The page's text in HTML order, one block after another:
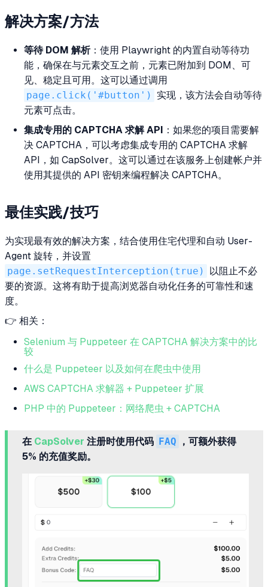
解决方案/方法
等待 DOM 解析：使用 Playwright 的内置自动等待功
能，确保在与元素交互之前，元素已附加到 DOM、可
见、稳定且可用。这可以通过调用
page.click('#button')
实现，该方法会自动等待
元素可点击。
集成专用的 CAPTCHA 求解 API
：如果您的项目需要解
决 CAPTCHA，可以考虑集成专用的 CAPTCHA 求解
API，如 CapSolver。这可以通过在该服务上创建帐户并
使用其提供的 API 密钥来编程解决 CAPTCHA。
最佳实践/技巧
为实现最有效的解决方案，结合使用住宅代理和自动 User-
Agent 旋转，并设置
page.setRequestInterception(true)
以阻止不必
要的资源。这将有助于提高浏览器自动化任务的可靠性和速
度。
👉 相关：
Selenium 与 Puppeteer 在 CAPTCHA 解决方案中的比
较
什么是 Puppeteer 以及如何在爬虫中使用
AWS CAPTCHA 求解器 + Puppeteer 扩展
PHP 中的 Puppeteer：网络爬虫 + CAPTCHA
在 CapSolver 注册时使用代码 FAQ
，可额外获得
5% 的充值奖励。